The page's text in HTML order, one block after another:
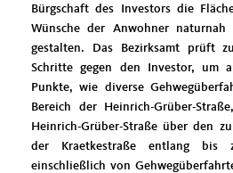
Bürgschaft des Investors die
Wünsche der Anwohner naturnah
gestalten. Das Bezirksamt prüft
Schritte gegen den Investor, um
Punkte, wie diverse
Bereich der Heinrich-Grüber-
Heinrich-Grüber-Straße über den
der Kraetkestraße entlang bis
einschließlich von